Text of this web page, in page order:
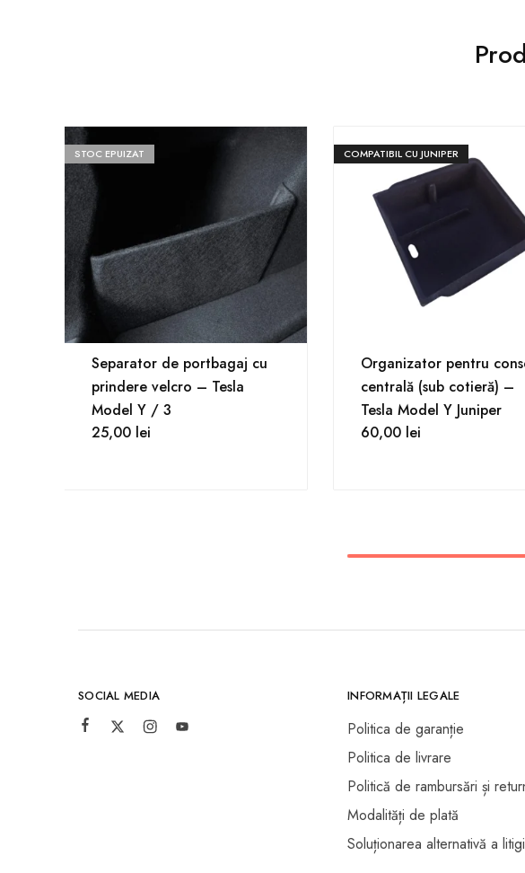
STOC EPUIZAT
Separator de portbagaj cu
prindere velcro – Tesla
Model Y / 3
25,00 lei
COMPATIBIL CU JUNIPER
Organizator pentru
centrală (sub cotieră) –
Tesla Model Y Juniper
60,00 lei
SOCIAL MEDIA INFORMAȚII LEGALE
Politica de garanție
Politica de livrare
Politică de rambursări și
Modalități de plată
Soluționarea alternativă a